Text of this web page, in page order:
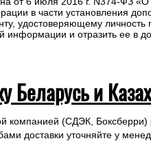
в части установления
удостоверяющему личность
и отразить ее в
Беларусь и
компанией (СДЭК,
доставки уточняйте у